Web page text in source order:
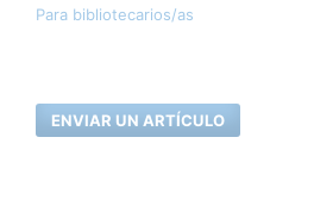
Para bibliotecarios/as
ENVIAR UN ARTÍCULO